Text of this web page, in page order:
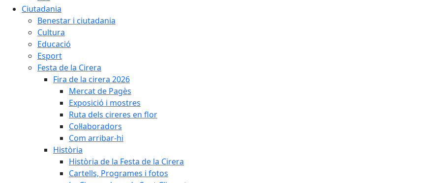
Ciutadania
Benestar i ciutadania
Cultura
Educació
Esport
Festa de la Cirera
Fira de la cirera 2026
Mercat de Pagès
Exposició i mostres
Ruta dels cireres en flor
Col·laboradors
Com arribar-hi
Història
Història de la Festa de la Cirera
Cartells, Programes i fotos